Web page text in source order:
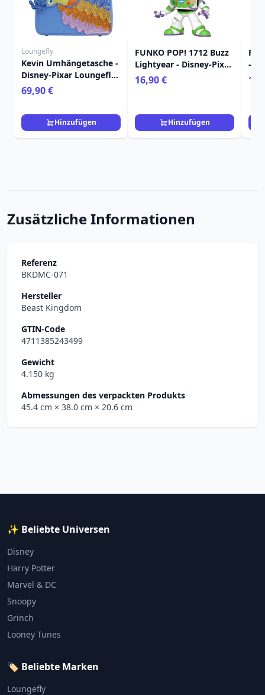
Loungefly
Kevin Umhängetasche -
Disney-Pixar Loungefly
Up
69,90 €
Hinzufügen
FUNKO POP! 1712 Buzz
Lightyear - Disney-Pixar
Toy Story 5
16,90 €
Hinzufügen
-
5
Zusätzliche Informationen
Referenz
BKDMC-071
Hersteller
Beast Kingdom
GTIN-Code
4711385243499
Gewicht
4.150 kg
Abmessungen des verpackten Produkts
45.4 cm × 38.0 cm × 20.6 cm
✨ Beliebte Universen
Disney
Harry Potter
Marvel & DC
Snoopy
Grinch
Looney Tunes
🏷️ Beliebte Marken
Loungefly